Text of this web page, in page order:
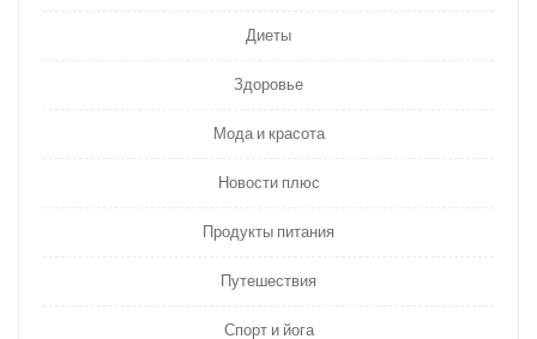
Диеты
Здоровье
Мода и красота
Новости плюс
Продукты питания
Путешествия
Спорт и йога